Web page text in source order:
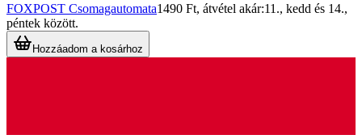
FOXPOST Csomagautomata1490 Ft, átvétel akár:11., kedd és 14.,
péntek között.
Hozzáadom a kosárhoz